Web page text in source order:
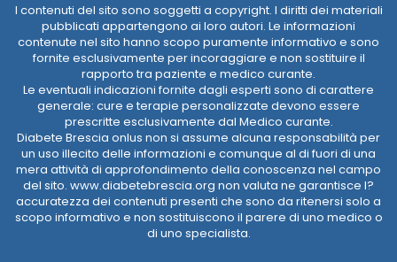
I contenuti del sito sono soggetti a copyright. I diritti dei materiali
pubblicati appartengono ai loro autori. Le informazioni
contenute nel sito hanno scopo puramente informativo e sono
fornite esclusivamente per incoraggiare e non sostituire il
rapporto tra paziente e medico curante.
Le eventuali indicazioni fornite dagli esperti sono di carattere
generale: cure e terapie personalizzate devono essere
prescritte esclusivamente dal Medico curante.
Diabete Brescia onlus non si assume alcuna responsabilità per
un uso illecito delle informazioni e comunque al di fuori di una
mera attività di approfondimento della conoscenza nel campo
del sito. www.diabetebrescia.org non valuta ne garantisce l?
accuratezza dei contenuti presenti che sono da ritenersi solo a
scopo informativo e non sostituiscono il parere di uno medico o
di uno specialista.